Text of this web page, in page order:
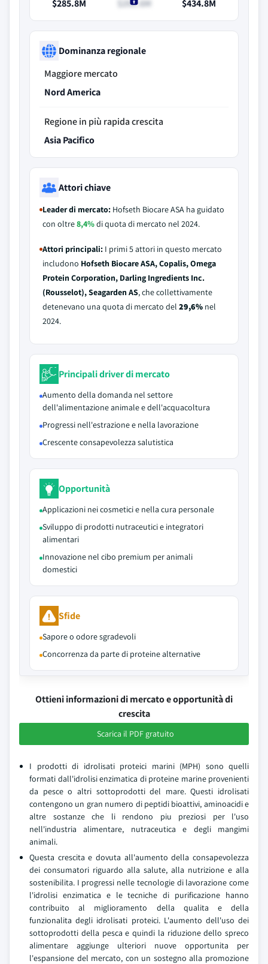
$285.8M
$291.6M
$434.8M
Dominanza regionale
Maggiore mercato
Nord America
Regione in più rapida crescita
Asia Pacifico
Attori chiave
Leader di mercato: Hofseth Biocare ASA ha guidato
con oltre8,4%di quota di mercato nel 2024.
Attori principali: I primi 5 attori in questo mercato
includono Hofseth Biocare ASA, Copalis, Omega
Protein Corporation, Darling Ingredients Inc.
(Rousselot), Seagarden AS, che collettivamente
detenevano una quota di mercato del 29,6% nel
2024.
Principali driver di mercato
Aumento della domanda nel settore
dell'alimentazione animale e dell'acquacoltura
Progressi nell'estrazione e nella lavorazione
Crescente consapevolezza salutistica
Opportunità
Applicazioni nei cosmetici e nella cura personale
Sviluppo di prodotti nutraceutici e integratori
alimentari
Innovazione nel cibo premium per animali
domestici
Sfide
Sapore o odore sgradevoli
Concorrenza da parte di proteine alternative
Ottieni informazioni di mercato e opportunità di
crescita
Scarica il PDF gratuito
I prodotti di idrolisati proteici marini (MPH) sono quelli
formati dall'idrolisi enzimatica di proteine marine provenienti
da pesce o altri sottoprodotti del mare. Questi idrolisati
contengono un gran numero di peptidi bioattivi, aminoacidi e
altre sostanze che li rendono piu preziosi per l'uso
nell'industria alimentare, nutraceutica e degli mangimi
animali.
Questa crescita e dovuta all'aumento della consapevolezza
dei consumatori riguardo alla salute, alla nutrizione e alla
sostenibilita. I progressi nelle tecnologie di lavorazione come
l'idrolisi enzimatica e le tecniche di purificazione hanno
contribuito al miglioramento della qualita e della
funzionalita degli idrolisati proteici. L'aumento dell'uso dei
sottoprodotti della pesca e quindi la riduzione dello spreco
alimentare aggiunge ulteriori nuove opportunita per
l'espansione del mercato, con un sostegno alla promozione